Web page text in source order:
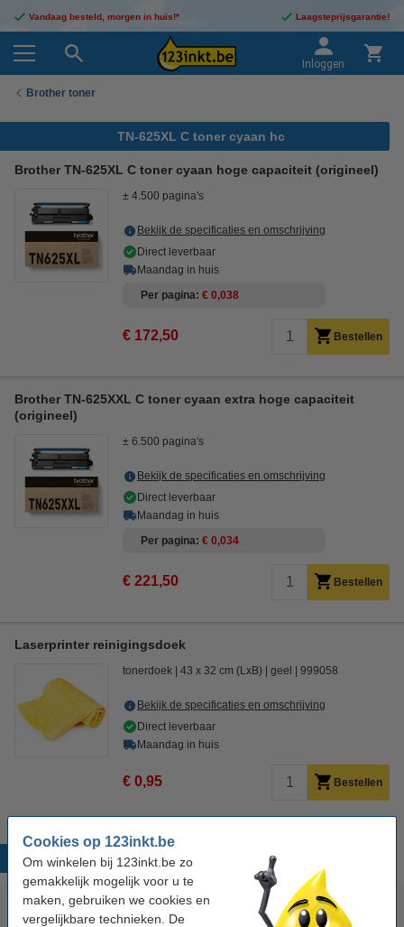
Cookies op 123inkt.be
Om winkelen bij 123inkt.be zo
gemakkelijk mogelijk voor u te
maken, gebruiken we cookies en
vergelijkbare technieken. De
Vandaag besteld, morgen in huis!* Laagsteprijsgarantie!
Inloggen
Brother toner
TN-625XL C toner cyaan hc
Brother TN-625XL C toner cyaan hoge capaciteit (origineel)
± 4.500 pagina's
Bekijk de specificaties en omschrijving
Direct leverbaar
Maandag in huis
Per pagina € 0,038
€ 172,50 Bestellen
Brother TN-625XXL C toner cyaan extra hoge capaciteit
(origineel)
± 6.500 pagina's
Bekijk de specificaties en omschrijving
Direct leverbaar
Maandag in huis
Per pagina € 0,034
€ 221,50 Bestellen
Laserprinter reinigingsdoek
tonerdoek 43 x 32 cm (LxB) geel 999058
Bekijk de specificaties en omschrijving
Direct leverbaar
Maandag in huis
€ 0,95 Bestellen
Populaire producten